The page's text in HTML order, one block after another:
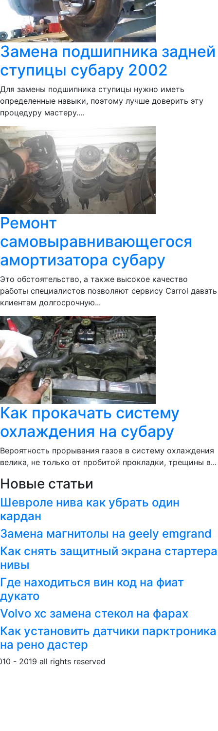
Замена подшипника задней
ступицы субару 2002
Для замены подшипника ступицы нужно иметь
определенные навыки, поэтому лучше доверить эту
процедуру мастеру....
Ремонт
самовыравнивающегося
амортизатора субару
Это обстоятельство, а также высокое качество
работы специалистов позволяют сервису Сarrol давать
клиентам долгосрочную...
Как прокачать систему
охлаждения на субару
Вероятность прорывания газов в систему охлаждения
велика, не только от пробитой прокладки, трещины в...
Новые статьи
Шевроле нива как убрать один
кардан
Замена магнитолы на geely emgrand
Как снять защитный экрана стартера
нивы
Где находиться вин код на фиат
дукато
Volvo xc замена стекол на фарах
Как установить датчики парктроника
на рено дастер
- 2019 all rights reserved